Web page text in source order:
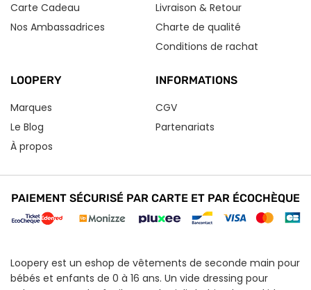
Carte Cadeau
Nos Ambassadrices
Livraison & Retour
Charte de qualité
Conditions de rachat
LOOPERY
Marques
Le Blog
À propos
INFORMATIONS
CGV
Partenariats
PAIEMENT SÉCURISÉ PAR CARTE ET PAR ÉCOCHÈQUE
Loopery est un eshop de vêtements de seconde main pour
bébés et enfants de 0 à 16 ans. Un vide dressing pour